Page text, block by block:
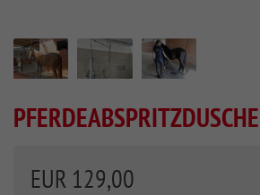
EUR 129,00